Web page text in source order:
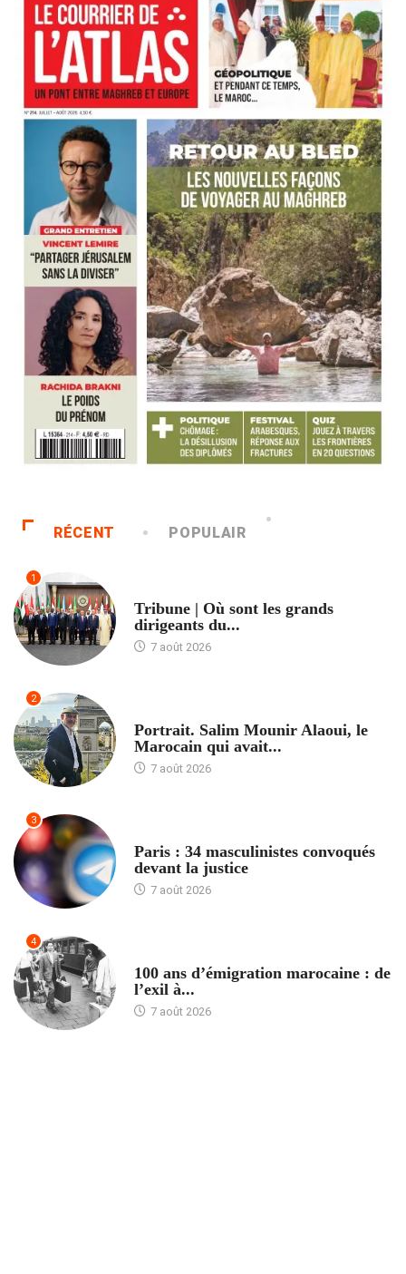
RÉCENT POPULAIR
1
Tribune | Où sont les grands
dirigeants du...
7 août 2026
2
Portrait. Salim Mounir Alaoui, le
Marocain qui avait...
7 août 2026
3
Paris : 34 masculinistes convoqués
devant la justice
7 août 2026
4
100 ans d’émigration marocaine : de
l’exil à...
7 août 2026